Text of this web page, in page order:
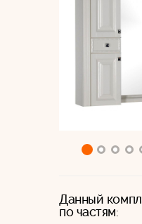
Данный
по частям: